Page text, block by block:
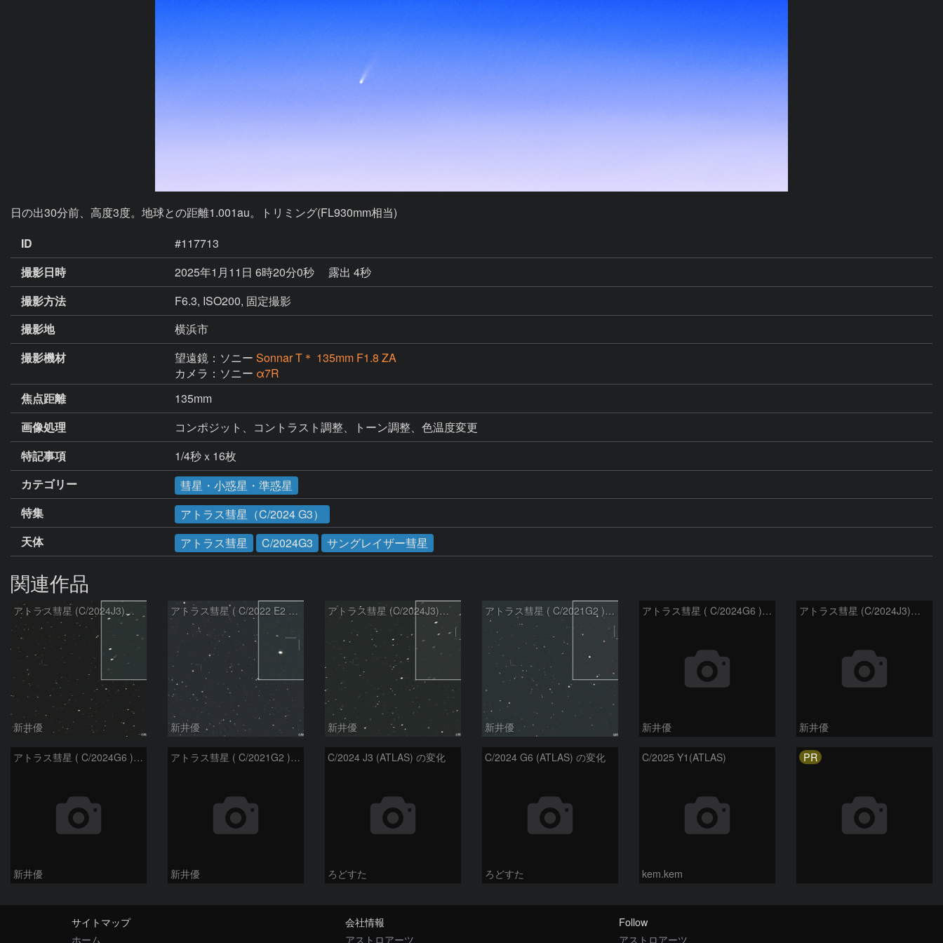
日の出30分前、高度3度。地球との距離1.001au。トリミング(FL930mm相当)
ID
#117713
撮影日時
2025年1月11日 6時20分0秒
露出 4秒
撮影方法
F6.3, ISO200, 固定撮影
撮影地
横浜市
撮影機材
望遠鏡：ソニー Sonnar T＊ 135mm F1.8 ZA
カメラ：ソニー α7R
焦点距離
135mm
画像処理
コンポジット、コントラスト調整、トーン調整、色温度変更
特記事項
1/4秒ｘ16枚
カテゴリー
彗星・小惑星・準惑星
特集
アトラス彗星（C/2024 G3）
天体
アトラス彗星 C/2024G3 サングレイザー彗星
関連作品
アトラス彗星 (C/2024J3)：2026/08/05
新井優
アトラス彗星 ( C/2022 E2 )：2026/07/27
新井優
アトラス彗星 (C/2024J3)：2026/07/26
新井優
アトラス彗星 ( C/2021G2 )：2026/07/09
新井優
アトラス彗星 ( C/2024G6 )：2026/07/09
新井優
アトラス彗星 (C/2024J3)：2026/07/09
新井優
アトラス彗星 ( C/2024G6 )：2026/07/08
新井優
アトラス彗星 ( C/2021G2 )：2026/07/08
新井優
C/2024 J3 (ATLAS) の変化
ろどすた
C/2024 G6 (ATLAS) の変化
ろどすた
C/2025 Y1(ATLAS)
kem.kem
PR
サイトマップ
ホーム
会社情報
アストロアーツ
Follow
アストロアーツ